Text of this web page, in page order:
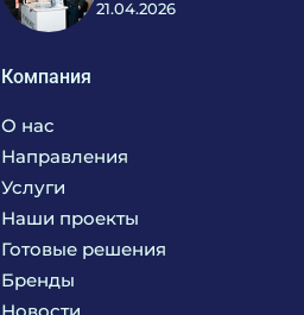
21.04.2026
Компания
О нас
Направления
Кухня
Прачечная
Текстиль
Химия
Услуги
Поставка аксессуаров и запасных
Сервисное обслуживание
Консалтинг
Наши проекты
Готовые решения
Бренды